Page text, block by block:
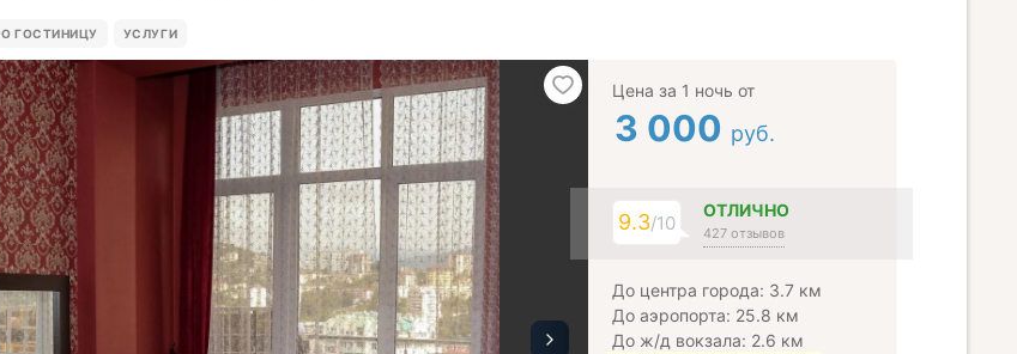
ГОСТИНИЦУ УСЛУГИ
Цена за 1 ночь от
3 000 руб.
9.3/10
ОТЛИЧНО
427 отзывов
До центра города: 3.7 км
До аэропорта: 25.8 км
До ж/д вокзала: 2.6 км